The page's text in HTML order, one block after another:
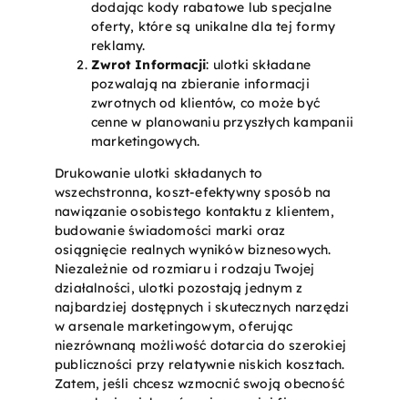
dodając kody rabatowe lub specjalne
oferty, które są unikalne dla tej formy
reklamy.
Zwrot Informacji: ulotki składane
pozwalają na zbieranie informacji
zwrotnych od klientów, co może być
cenne w planowaniu przyszłych kampanii
marketingowych.
Drukowanie ulotki składanych to
wszechstronna, koszt-efektywny sposób na
nawiązanie osobistego kontaktu z klientem,
budowanie świadomości marki oraz
osiągnięcie realnych wyników biznesowych.
Niezależnie od rozmiaru i rodzaju Twojej
działalności, ulotki pozostają jednym z
najbardziej dostępnych i skutecznych narzędzi
w arsenale marketingowym, oferując
niezrównaną możliwość dotarcia do szerokiej
publiczności przy relatywnie niskich kosztach.
Zatem, jeśli chcesz wzmocnić swoją obecność